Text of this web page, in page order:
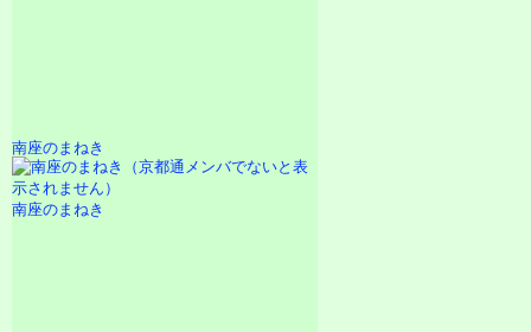
南座のまねき
南座のまねき